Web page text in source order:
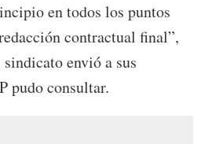
en todos los puntos
contractual final”,
envió a sus
pudo consultar.